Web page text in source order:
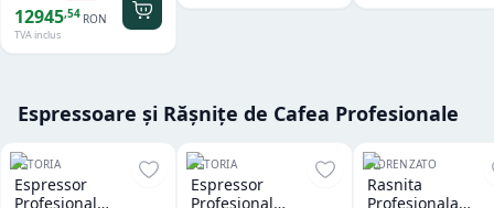
12945,54 RON
TVA inclus
Espressoare și Rășnițe de Cafea Profesionale
ASTORIA
Espressor
Profesional
ASTORIA
Espressor
Profesional
FIORENZATO
Rasnita
Profesionala